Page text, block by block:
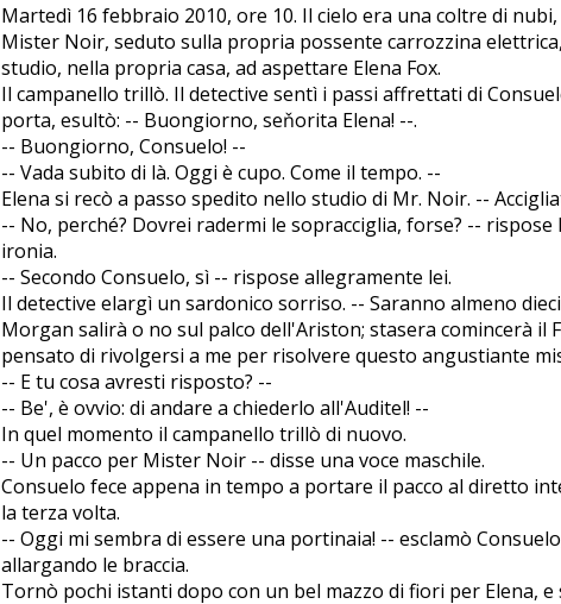
Martedì 16 febbraio 2010, ore 10. Il cielo era una coltre di
Mister Noir, seduto sulla propria possente carrozzina
studio, nella propria casa, ad aspettare Elena Fox.
Il campanello trillò. Il detective sentì i passi affrettati di
porta, esultò: -- Buongiorno, seňorita Elena! --.
-- Buongiorno, Consuelo! --
-- Vada subito di là. Oggi è cupo. Come il tempo. --
Elena si recò a passo spedito nello studio di Mr. Noir. --
-- No, perché? Dovrei radermi le sopracciglia, forse? --
ironia.
-- Secondo Consuelo, sì -- rispose allegramente lei.
Il detective elargì un sardonico sorriso. -- Saranno almeno
Morgan salirà o no sul palco dell'Ariston; stasera comincerà il
pensato di rivolgersi a me per risolvere questo angustiante
-- E tu cosa avresti risposto? --
-- Be', è ovvio: di andare a chiederlo all'Auditel! --
In quel momento il campanello trillò di nuovo.
-- Un pacco per Mister Noir -- disse una voce maschile.
Consuelo fece appena in tempo a portare il pacco al diretto
la terza volta.
-- Oggi mi sembra di essere una portinaia! -- esclamò
allargando le braccia.
Tornò pochi istanti dopo con un bel mazzo di fiori per Elena, e